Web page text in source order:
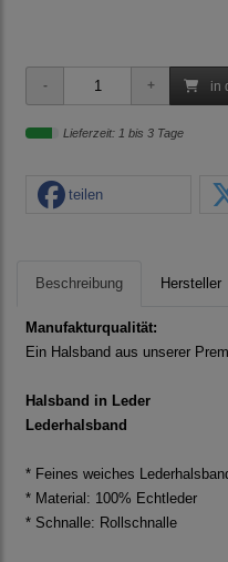
in
Lieferzeit: 1 bis 3 Tage
teilen
Beschreibung Hersteller
Manufakturqualität:
Ein Halsband aus unserer
Halsband in Leder
Lederhalsband
* Feines weiches
* Material: 100% Echtleder
* Schnalle: Rollschnalle